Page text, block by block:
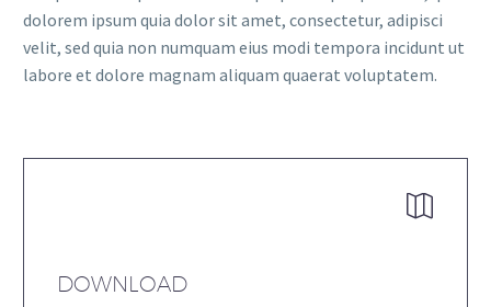
dolorem ipsum quia dolor sit amet, consectetur, adipisci
velit, sed quia non numquam eius modi tempora incidunt ut
labore et dolore magnam aliquam quaerat voluptatem.


DOWNLOAD